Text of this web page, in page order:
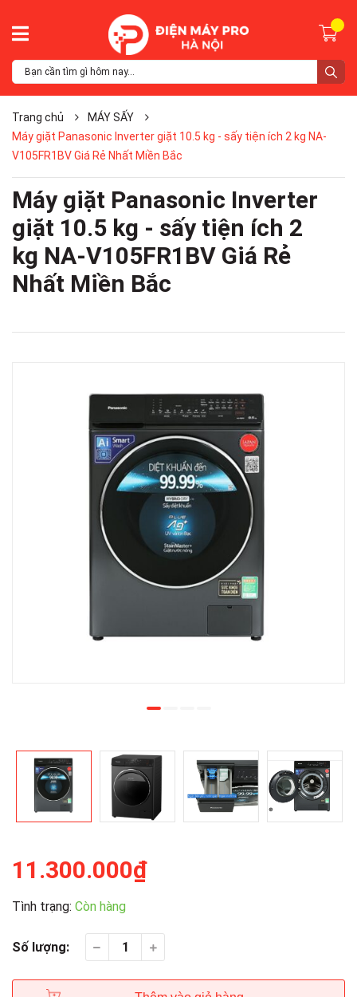
Trang chủ
MÁY SẤY
Máy giặt Panasonic Inverter giặt 10.5 kg - sấy tiện ích 2 kg NA-
V105FR1BV Giá Rẻ Nhất Miền Bắc
Máy giặt Panasonic Inverter
giặt 10.5 kg - sấy tiện ích 2
kg NA-V105FR1BV Giá Rẻ
Nhất Miền Bắc
11.300.000₫
Tình trạng: Còn hàng
Số lượng: